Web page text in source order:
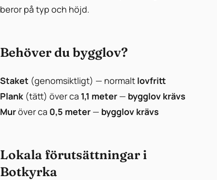
beror på typ och höjd.
Behöver du bygglov?
Staket (genomsiktligt) — normalt lovfritt
Plank (tätt) över ca 1,1 meter — bygglov krävs
Muröver ca 0,5 meter — bygglov krävs
Lokala förutsättningar i
Botkyrka